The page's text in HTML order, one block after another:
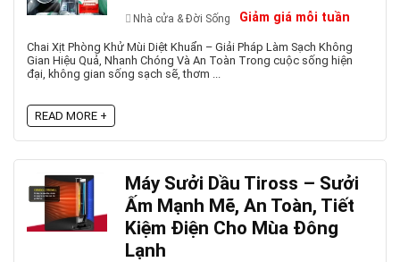
Nhà cửa & Đời Sống Giảm giá mỗi tuần
Chai Xịt Phòng Khử Mùi Diệt Khuẩn – Giải Pháp Làm Sạch Không
Gian Hiệu Quả, Nhanh Chóng Và An Toàn Trong cuộc sống hiện
đại, không gian sống sạch sẽ, thơm ...
READ MORE +
Máy Sưởi Dầu Tiross – Sưởi
Ấm Mạnh Mẽ, An Toàn, Tiết
Kiệm Điện Cho Mùa Đông
Lạnh